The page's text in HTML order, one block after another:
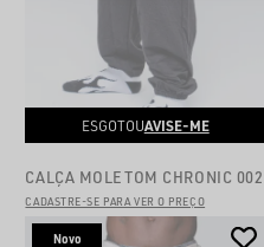
ESGOTOUAVISE-ME
CALÇA MOLETOM CHRONIC 002
CADASTRE-SE PARA VER O PREÇO
Novo